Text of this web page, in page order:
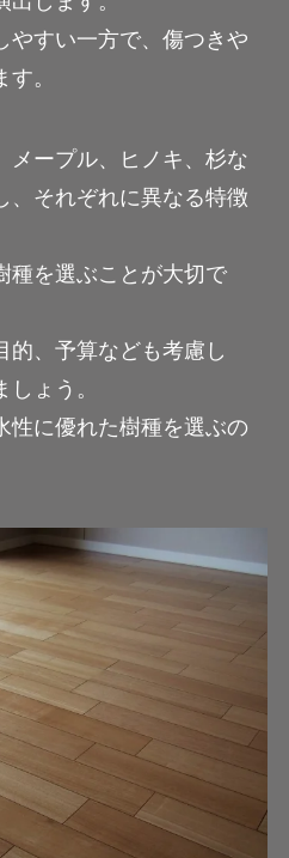
やすい一方で、傷つきや
。
メープル、ヒノキ、杉な
、それぞれに異なる特徴
種を選ぶことが大切で
的、予算なども考慮し
ょう。
性に優れた樹種を選ぶの